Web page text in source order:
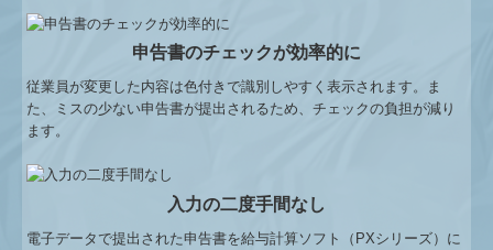
申告書のチェックが効率的に
従業員が変更した内容は色付きで識別しやすく表示されます。ま
た、ミスの少ない申告書が提出されるため、チェックの負担が減り
ます。
入力の二度手間なし
電子データで提出された申告書を給与計算ソフト（PXシリーズ）に